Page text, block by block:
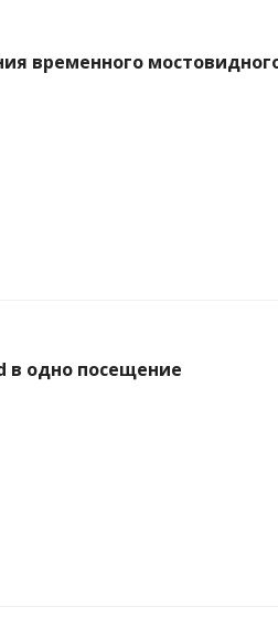
временного
в одно посещение